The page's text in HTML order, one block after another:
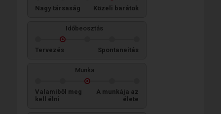
Nagy társaság Közeli barátok
Időbeosztás
Tervezés Spontaneitás
Munka
Valamiből meg
kell élni
A munkája az
élete